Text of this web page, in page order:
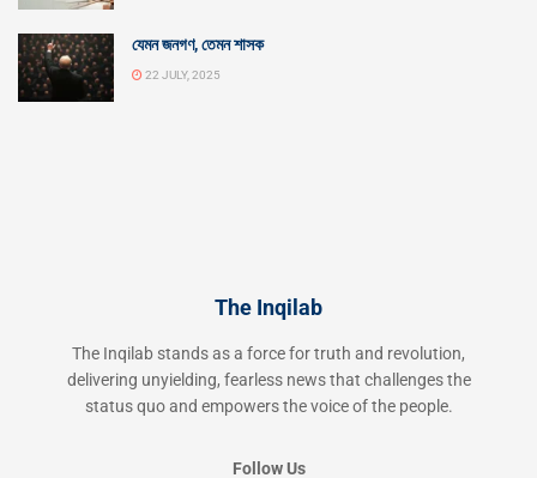
যেমন জনগণ, তেমন শাসক
22 JULY, 2025
The Inqilab
The Inqilab stands as a force for truth and revolution,
delivering unyielding, fearless news that challenges the
status quo and empowers the voice of the people.
Follow Us